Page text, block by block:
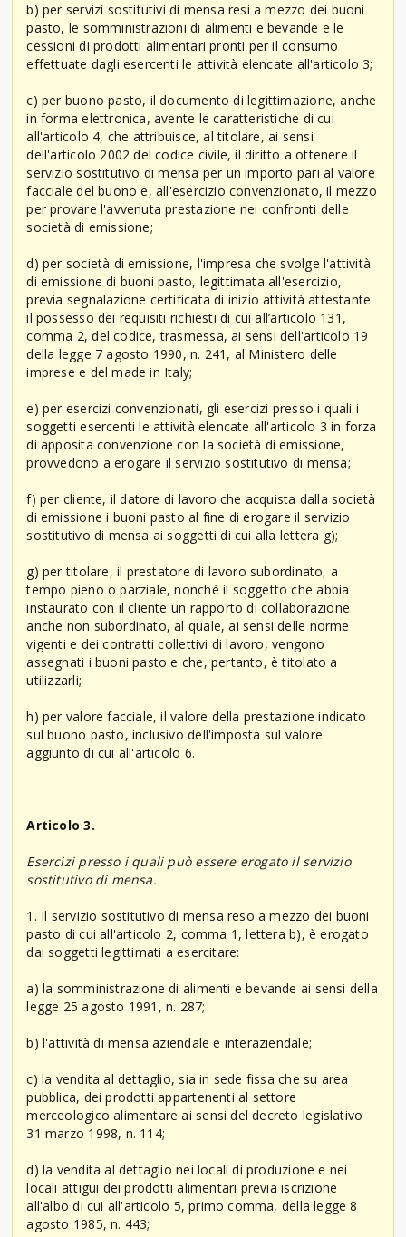
b) per servizi sostitutivi di mensa resi a mezzo dei buoni
pasto, le somministrazioni di alimenti e bevande e le
cessioni di prodotti alimentari pronti per il consumo
effettuate dagli esercenti le attività elencate all'articolo 3;
c) per buono pasto, il documento di legittimazione, anche
in forma elettronica, avente le caratteristiche di cui
all'articolo 4, che attribuisce, al titolare, ai sensi
dell'articolo 2002 del codice civile, il diritto a ottenere il
servizio sostitutivo di mensa per un importo pari al valore
facciale del buono e, all'esercizio convenzionato, il mezzo
per provare l'avvenuta prestazione nei confronti delle
società di emissione;
d) per società di emissione, l'impresa che svolge l'attività
di emissione di buoni pasto, legittimata all'esercizio,
previa segnalazione certificata di inizio attività attestante
il possesso dei requisiti richiesti di cui all’articolo 131,
comma 2, del codice, trasmessa, ai sensi dell'articolo 19
della legge 7 agosto 1990, n. 241, al Ministero delle
imprese e del made in Italy;
e) per esercizi convenzionati, gli esercizi presso i quali i
soggetti esercenti le attività elencate all'articolo 3 in forza
di apposita convenzione con la società di emissione,
provvedono a erogare il servizio sostitutivo di mensa;
f) per cliente, il datore di lavoro che acquista dalla società
di emissione i buoni pasto al fine di erogare il servizio
sostitutivo di mensa ai soggetti di cui alla lettera g);
g) per titolare, il prestatore di lavoro subordinato, a
tempo pieno o parziale, nonché il soggetto che abbia
instaurato con il cliente un rapporto di collaborazione
anche non subordinato, al quale, ai sensi delle norme
vigenti e dei contratti collettivi di lavoro, vengono
assegnati i buoni pasto e che, pertanto, è titolato a
utilizzarli;
h) per valore facciale, il valore della prestazione indicato
sul buono pasto, inclusivo dell'imposta sul valore
aggiunto di cui all'articolo 6.
Articolo 3.
Esercizi presso i quali può essere erogato il servizio
sostitutivo di mensa.
1. Il servizio sostitutivo di mensa reso a mezzo dei buoni
pasto di cui all'articolo 2, comma 1, lettera b), è erogato
dai soggetti legittimati a esercitare:
a) la somministrazione di alimenti e bevande ai sensi della
legge 25 agosto 1991, n. 287;
b) l'attività di mensa aziendale e interaziendale;
c) la vendita al dettaglio, sia in sede fissa che su area
pubblica, dei prodotti appartenenti al settore
merceologico alimentare ai sensi del decreto legislativo
31 marzo 1998, n. 114;
d) la vendita al dettaglio nei locali di produzione e nei
locali attigui dei prodotti alimentari previa iscrizione
all'albo di cui all'articolo 5, primo comma, della legge 8
agosto 1985, n. 443;